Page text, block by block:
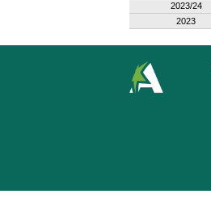
2023/24
2023